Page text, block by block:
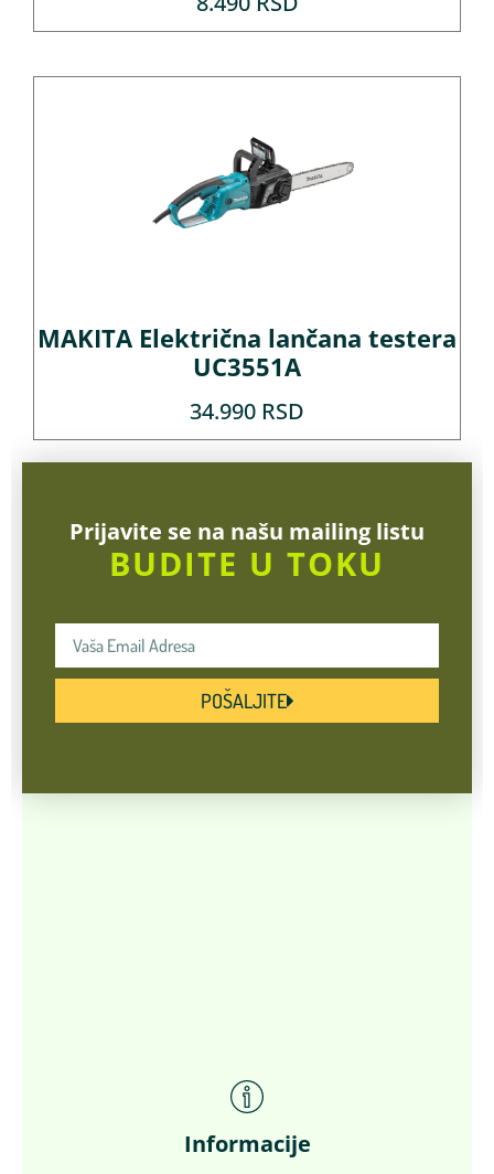
MAKITA Električna lančana testera
UC3551A
34.990 RSD
Prijavite se na našu mailing listu
BUDITE U TOKU
POŠALJITE
Informacije